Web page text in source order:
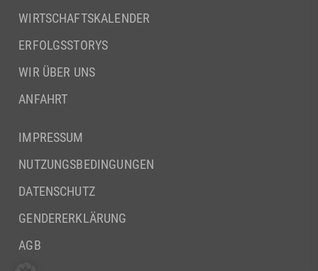
WIRTSCHAFTSKALENDER
ERFOLGSSTORYS
WIR ÜBER UNS
ANFAHRT
IMPRESSUM
NUTZUNGSBEDINGUNGEN
DATENSCHUTZ
GENDERERKLÄRUNG
AGB